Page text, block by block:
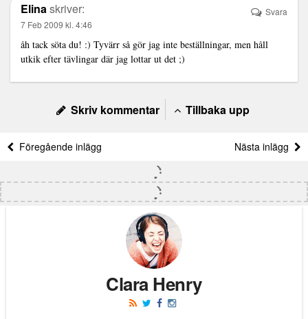
Elinaskriver:
7 Feb 2009 kl. 4:46
åh tack söta du! :) Tyvärr så gör jag inte beställningar, men håll
utkik efter tävlingar där jag lottar ut det ;)
Svara
Skriv kommentar Tillbaka upp
Föregående inlägg Nästa inlägg
Clara Henry